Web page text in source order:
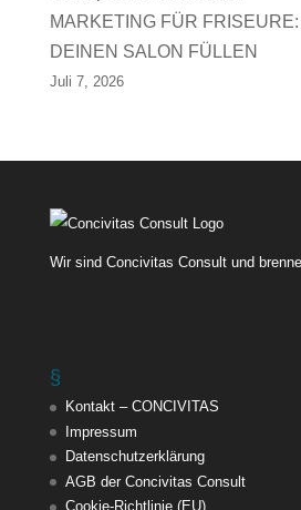
MARKETING FÜR
DEINEN SALON FÜLLEN
Juli 7, 2026
Wir sind Concivitas Consult und
§
Kontakt – CONCIVITAS
Impressum
Datenschutzerklärung
AGB der Concivitas Consult
Cookie-Richtlinie (EU)